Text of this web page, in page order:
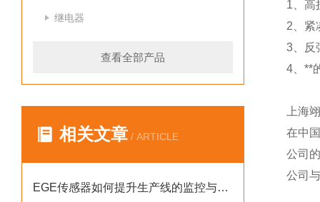
继电器
查看全部产品
相关文章 / ARTICLE
EGE传感器如何提升生产线的监控与管理效率？
1、高
2、紧
3、反
4、**
上海
在中
公司
公司